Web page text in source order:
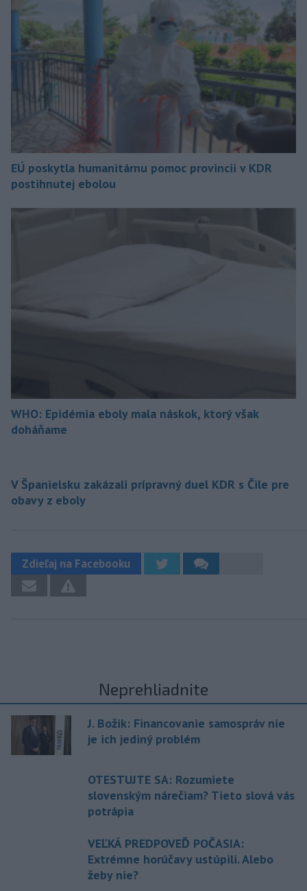
EÚ poskytla humanitárnu pomoc provincii v KDR
postihnutej ebolou
WHO: Epidémia eboly mala náskok, ktorý však
doháňame
V Španielsku zakázali prípravný duel KDR s Čile pre
obavy z eboly
Zdieľaj na Facebooku
Neprehliadnite
J. Božik: Financovanie samospráv nie
je ich jediný problém
OTESTUJTE SA: Rozumiete
slovenským nárečiam? Tieto slová vás
potrápia
VEĽKÁ PREDPOVEĎ POČASIA:
Extrémne horúčavy ustúpili. Alebo
žeby nie?